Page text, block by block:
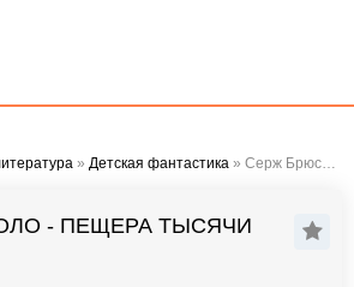
» Детская фантастика » Серж Брюссоло - Пещера тысячи секретов
- ПЕЩЕРА ТЫСЯЧИ